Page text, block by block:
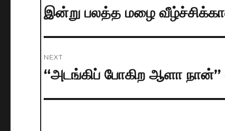
navigation
Previous
இன்று பலத்த மழை
NEXT
Next
“அடங்கிப் போகிற ஆளா நான்”